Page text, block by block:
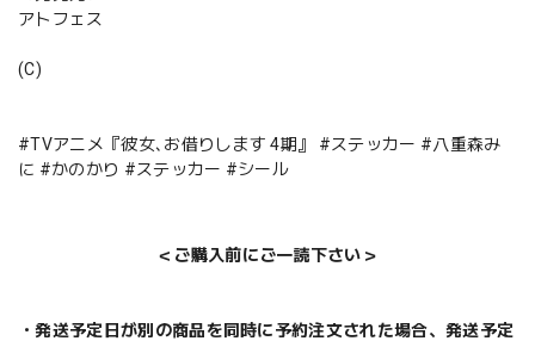
アトフェス
(C)
#TVアニメ『彼女､お借りします 4期』 #ステッカー #八重森み
に #かのかり #ステッカー #シール
＜ご購入前にご一読下さい＞
・発送予定日が別の商品を同時に予約注文された場合、発送予定